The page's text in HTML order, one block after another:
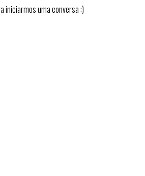
iniciarmos uma conversa :)